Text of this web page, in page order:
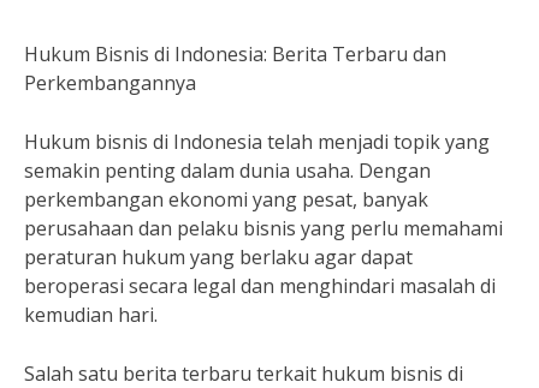
Hukum Bisnis di Indonesia: Berita Terbaru dan
Perkembangannya
Hukum bisnis di Indonesia telah menjadi topik yang
semakin penting dalam dunia usaha. Dengan
perkembangan ekonomi yang pesat, banyak
perusahaan dan pelaku bisnis yang perlu memahami
peraturan hukum yang berlaku agar dapat
beroperasi secara legal dan menghindari masalah di
kemudian hari.
Salah satu berita terbaru terkait hukum bisnis di